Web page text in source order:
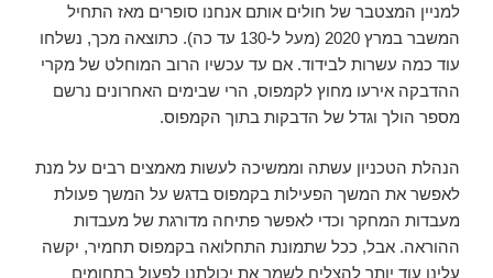
למניין המצטבר של חולים אותם אנחנו סופרים מאז התחיל
המשבר במרץ 2020 (מעל ל-130 עד כה). כתוצאה מכך, נשלחו
עוד כמה עשרות לבידוד. אם עד עכשיו הרוב המוחלט של מקרי
ההדבקה אירעו מחוץ לקמפוס, הרי שבימים האחרונים נרשם
מספר הולך וגדל של הדבקות בתוך הקמפוס.
הנהלת הטכניון עשתה וממשיכה לעשות מאמצים רבים על מנת
לאפשר את המשך הפעילות בקמפוס בדגש על המשך פעולת
מעבדות המחקר וכדי לאפשר פתיחה מדורגת של מעבדות
ההוראה. אבל, ככל שתמונת התחלואה בקמפוס תחמיר, יקשה
עלינו עוד יותר להצליח לשמר את יכולתנו לפעול בתחומים